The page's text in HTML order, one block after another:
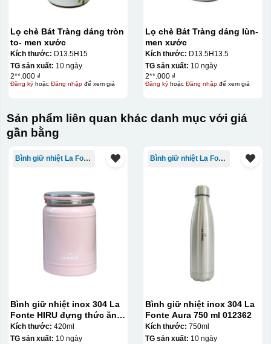
đó bằng nước. Người thợ sẽ căn chỉnh bằng mắt thường
gạt hết nước phía dưới ra
Thợ đang căn chỉnh dán decal lên bát cơm
Lọ chè Bát Tràng dáng tròn
to- men xước
Kích thước: D13.5H15
TG sản xuất: 10 ngày
2**.000 ₫
Đăng kýhoặc Đăng nhậpđể xem giá
Lọ chè Bát Tràng dáng lùn-
men xước
Kích thước: D13.5H13.5
TG sản xuất: 10 ngày
2**.000 ₫
Đăng kýhoặc Đăng nhậpđể xem giá
Sản phẩm liên quan khác danh mục với giá
gần bằng
Bình giữ nhiệt La Fonte
Bình giữ nhiệt inox 304 La
Fonte HIRU đựng thức ăn
420 ml – 012348
Kích thước: 420ml
TG sản xuất: 10 ngày
Bình giữ nhiệt La Fonte
Bình giữ nhiệt inox 304 La
Fonte Aura 750 ml 012362
Kích thước: 750ml
TG sản xuất: 10 ngày